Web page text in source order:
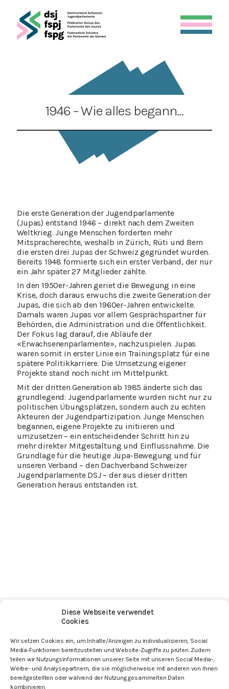
Diese Webseite verwendet
Cookies
Wir setzen Cookies ein, um Inhalte/Anzeigen zu individualisieren, Social
Media-Funktionen bereitzustellen und Website-Zugriffe zu prüfen. Zudem
teilen wir Nutzungsinformationen unserer Seite mit unseren Social Media-,
Werbe- und Analysepartnern, die sie möglicherweise mit anderen von Ihnen
bereitgestellten oder während der Nutzung gesammelten Daten
kombinieren.
1946 – Wie alles begann…
Die erste Generation der Jugendparlamente
(Jupas) entstand 1946 – direkt nach dem Zweiten
Weltkrieg. Junge Menschen forderten mehr
Mitspracherechte, weshalb in Zürich, Rüti und Bern
die ersten drei Jupas der Schweiz gegründet wurden.
Bereits 1948 formierte sich ein erster Verband, der nur
ein Jahr später 27 Mitglieder zählte.
In den 1950er-Jahren geriet die Bewegung in eine
Krise, doch daraus erwuchs die zweite Generation der
Jupas, die sich ab den 1960er-Jahren entwickelte.
Damals waren Jupas vor allem Gesprächspartner für
Behörden, die Administration und die Öffentlichkeit.
Der Fokus lag darauf, die Abläufe der
«Erwachsenenparlamente», nachzuspielen. Jupas
waren somit in erster Linie ein Trainingsplatz für eine
spätere Politikkarriere. Die Umsetzung eigener
Projekte stand noch nicht im Mittelpunkt.
Mit der dritten Generation ab 1985 änderte sich das
grundlegend: Jugendparlamente wurden nicht nur zu
politischen Übungsplätzen, sondern auch zu echten
Akteuren der Jugendpartizipation. Junge Menschen
begannen, eigene Projekte zu initiieren und
umzusetzen – ein entscheidender Schritt hin zu
mehr direkter Mitgestaltung und Einflussnahme. Die
Grundlage für die heutige Jupa-Bewegung und für
unseren Verband – den Dachverband Schweizer
Jugendparlamente DSJ – der aus dieser dritten
Generation heraus entstanden ist.
mit den Angeboten